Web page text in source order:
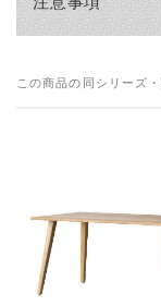
この商品の同シリーズ